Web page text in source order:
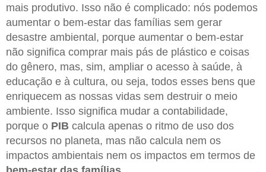
mais produtivo. Isso não é complicado: nós podemos
aumentar o bem-estar das famílias sem gerar
desastre ambiental, porque aumentar o bem-estar
não significa comprar mais pás de plástico e coisas
do gênero, mas, sim, ampliar o acesso à saúde, à
educação e à cultura, ou seja, todos esses bens que
enriquecem as nossas vidas sem destruir o meio
ambiente. Isso significa mudar a contabilidade,
porque o PIB calcula apenas o ritmo de uso dos
recursos no planeta, mas não calcula nem os
impactos ambientais nem os impactos em termos de